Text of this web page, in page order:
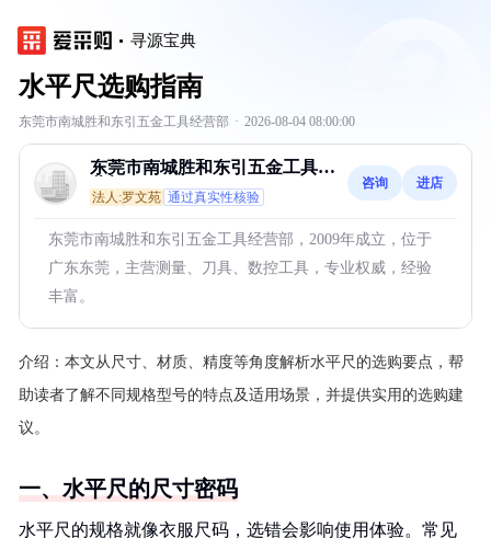
寻源宝典
水平尺选购指南
东莞市南城胜和东引五金工具经营部 · 2026-08-04 08:00:00
东莞市南城胜和东引五金工具经
营部
法人:罗文苑 通过真实性核验
咨询 进店
东莞市南城胜和东引五金工具经营部，2009年成立，位于
广东东莞，主营测量、刀具、数控工具，专业权威，经验
丰富。
介绍： 本文从尺寸、材质、精度等角度解析水平尺的选购要点，帮
助读者了解不同规格型号的特点及适用场景，并提供实用的选购建
议。
一、水平尺的尺寸密码
水平尺的规格就像衣服尺码，选错会影响使用体验。常见